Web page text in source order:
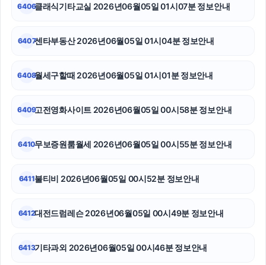
네이버 검색광고
동탄피부과
서초하수구막힘
축구반티
6406클래식기타교실 2026년06월05일 01시07분 정보안내
6407센타부동산 2026년06월05일 01시04분 정보안내
6408월세구할때 2026년06월05일 01시01분 정보안내
6409고전영화사이트 2026년06월05일 00시58분 정보안내
6410무보증원룸월세 2026년06월05일 00시55분 정보안내
6411불티비 2026년06월05일 00시52분 정보안내
6412대전드럼레슨 2026년06월05일 00시49분 정보안내
6413기타과외 2026년06월05일 00시46분 정보안내